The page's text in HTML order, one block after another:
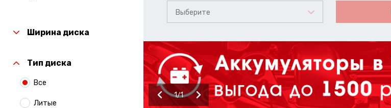
Ширина диска
Тип диска
Все
Литые
Выберите
1 1